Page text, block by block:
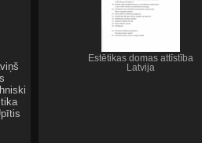
Estētikas domas attīstība
Latvija